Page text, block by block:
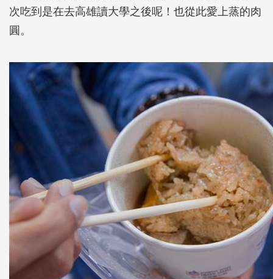
次吃到是在去高雄讀大學之後呢！也從此愛上蒸的肉
圓。